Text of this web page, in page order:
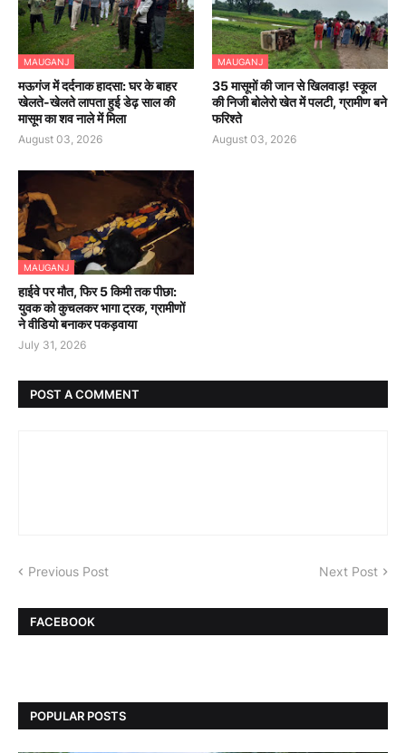
MAUGANJ
मऊगंज में दर्दनाक हादसा: घर के बाहर
खेलते-खेलते लापता हुई डेढ़ साल की
मासूम का शव नाले में मिला
August 03, 2026
MAUGANJ
35 मासूमों की जान से खिलवाड़! स्कूल
की निजी बोलेरो खेत में पलटी, ग्रामीण बने
फरिश्ते
August 03, 2026
MAUGANJ
हाईवे पर मौत, फिर 5 किमी तक पीछा:
युवक को कुचलकर भागा ट्रक, ग्रामीणों
ने वीडियो बनाकर पकड़वाया
July 31, 2026
POST A COMMENT
Previous Post Next Post
FACEBOOK
POPULAR POSTS